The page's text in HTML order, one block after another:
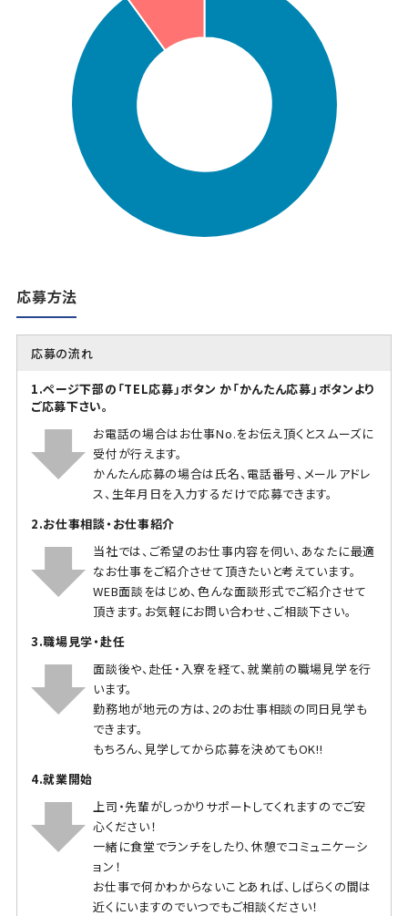
応募方法
応募の流れ
1.ページ下部の「TEL応募」ボタン か「かんたん応募」ボタンより
ご応募下さい。
お電話の場合はお仕事No.をお伝え頂くとスムーズに
受付が行えます。
かんたん応募の場合は氏名、電話番号、メールアドレ
ス、生年月日を入力するだけで応募できます。
2.お仕事相談・お仕事紹介
当社では、ご希望のお仕事内容を伺い、あなたに最適
なお仕事をご紹介させて頂きたいと考えています。
WEB面談をはじめ、色んな面談形式でご紹介させて
頂きます。お気軽にお問い合わせ、ご相談下さい。
3.職場見学・赴任
面談後や、赴任・入寮を経て、就業前の職場見学を行
います。
勤務地が地元の方は、2のお仕事相談の同日見学も
できます。
もちろん、見学してから応募を決めてもOK!!
4.就業開始
上司・先輩がしっかりサポートしてくれますのでご安
心ください！
一緒に食堂でランチをしたり、休憩でコミュニケーシ
ョン！
お仕事で何かわからないことあれば、しばらくの間は
近くにいますのでいつでもご相談ください！